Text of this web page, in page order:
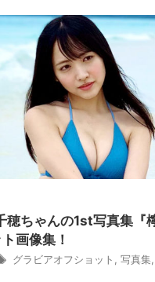
穂ちゃんの1st写真集『
画像集！
グラビアオフショット 写真集